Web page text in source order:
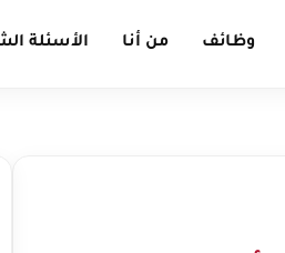
وظائف من أنا الأسئلة